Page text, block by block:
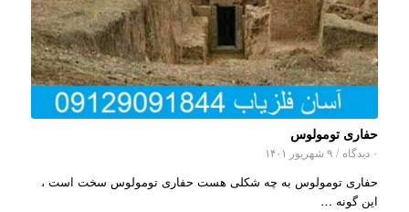
حفاری تومولوس
۰ دیدگاه / ۹ شهریور ۱۴۰۱
حفاری تومولوس به چه شکلی هست حفاری تومولوس سخت است ،
این گونه …